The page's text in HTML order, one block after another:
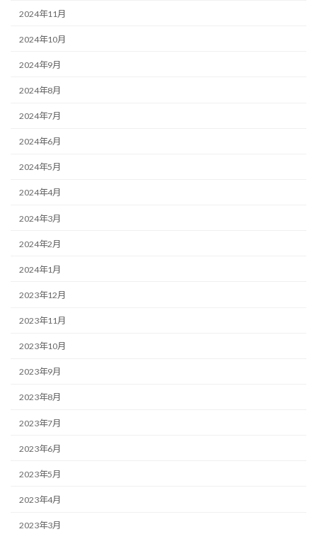
2024年11月
2024年10月
2024年9月
2024年8月
2024年7月
2024年6月
2024年5月
2024年4月
2024年3月
2024年2月
2024年1月
2023年12月
2023年11月
2023年10月
2023年9月
2023年8月
2023年7月
2023年6月
2023年5月
2023年4月
2023年3月